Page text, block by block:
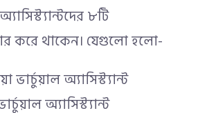
৮টি
করে থাকেন। যেগুলো হলো-
ভার্চুয়াল অ্যাসিস্ট্যান্ট
অ্যাসিস্ট্যান্ট